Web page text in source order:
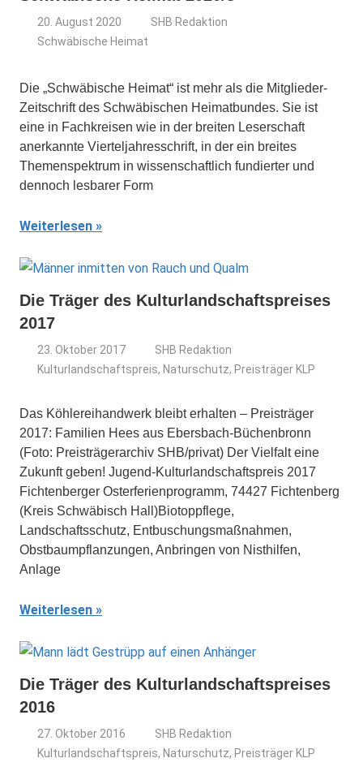
20. August 2020
SHB Redaktion
Schwäbische Heimat
Die „Schwäbische Heimat“ ist mehr als die Mitglieder-
Zeitschrift des Schwäbischen Heimatbundes. Sie ist
eine in Fachkreisen wie in der breiten Leserschaft
anerkannte Vierteljahresschrift, in der ein breites
Themenspektrum in wissenschaftlich fundierter und
dennoch lesbarer Form
Weiterlesen
Die Träger des Kulturlandschaftspreises
2017
23. Oktober 2017
SHB Redaktion
Kulturlandschaftspreis, Naturschutz, Preisträger KLP
Das Köhlereihandwerk bleibt erhalten – Preisträger
2017: Familien Hees aus Ebersbach-Büchenbronn
(Foto: Preisträgerarchiv SHB/privat) Der Vielfalt eine
Zukunft geben! Jugend-Kulturlandschaftspreis 2017
Fichtenberger Osterferienprogramm, 74427 Fichtenberg
(Kreis Schwäbisch Hall)Biotoppflege,
Landschaftsschutz, Entbuschungsmaßnahmen,
Obstbaumpflanzungen, Anbringen von Nisthilfen,
Anlage
Weiterlesen
Die Träger des Kulturlandschaftspreises
2016
27. Oktober 2016
SHB Redaktion
Kulturlandschaftspreis, Naturschutz, Preisträger KLP